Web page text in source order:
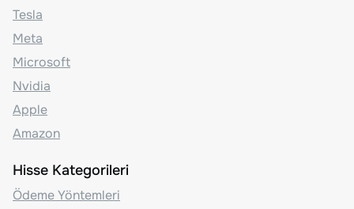
Tesla
Meta
Microsoft
Nvidia
Apple
Amazon
Hisse Kategorileri
Ödeme Yöntemleri